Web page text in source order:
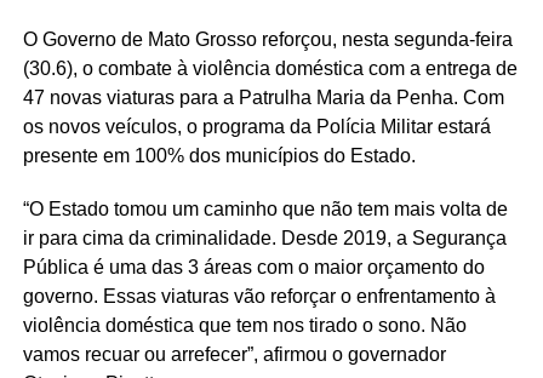
O Governo de Mato Grosso reforçou, nesta segunda-feira
(30.6), o combate à violência doméstica com a entrega de
47 novas viaturas para a Patrulha Maria da Penha. Com
os novos veículos, o programa da Polícia Militar estará
presente em 100% dos municípios do Estado.
“O Estado tomou um caminho que não tem mais volta de
ir para cima da criminalidade. Desde 2019, a Segurança
Pública é uma das 3 áreas com o maior orçamento do
governo. Essas viaturas vão reforçar o enfrentamento à
violência doméstica que tem nos tirado o sono. Não
vamos recuar ou arrefecer”, afirmou o governador